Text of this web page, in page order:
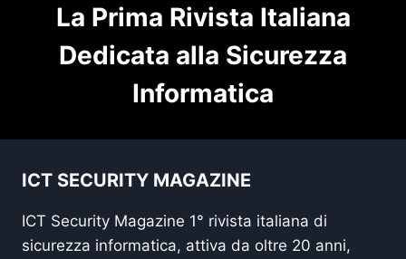
La Prima Rivista Italiana
Dedicata alla Sicurezza
Informatica
ICT SECURITY MAGAZINE
ICT Security Magazine 1° rivista italiana di
sicurezza informatica, attiva da oltre 20 anni,